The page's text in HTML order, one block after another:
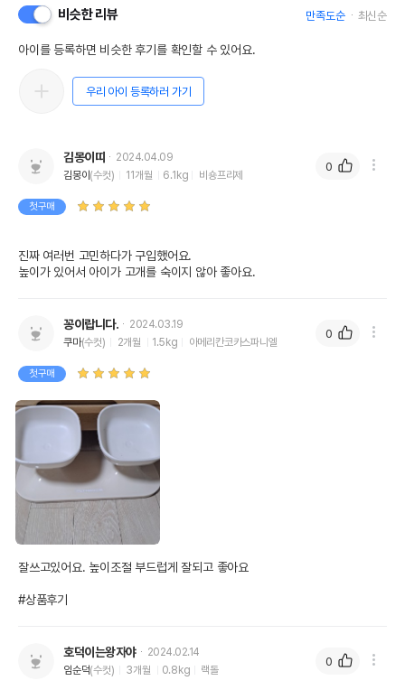
비슷한 리뷰 만족도순 최신순
아이를 등록하면 비슷한 후기를 확인할 수 있어요.
우리 아이 등록하러 가기
김몽이띠
2024.04.09
김몽이 (수컷) 11개월 6.1kg 비숑프리제
첫구매
진짜 여러번 고민하다가 구입했어요.
높이가 있어서 아이가 고개를 숙이지 않아 좋아요.
0
꽁이랍니다.
2024.03.19
쿠마(수컷) 2개월 1.5kg 아메리칸코카스파니엘
첫구매
잘쓰고있어요. 높이조절 부드럽게 잘되고 좋아요
#상품후기
0
호덕이는왕자야
2024.02.14
임순덕(수컷) 3개월 0.8kg 랙돌
0